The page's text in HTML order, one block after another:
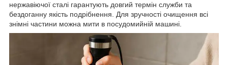
нержавіючої сталі гарантують довгий термін служби та
бездоганну якість подрібнення. Для зручності очищення всі
знімні частини можна мити в посудомийній машині.